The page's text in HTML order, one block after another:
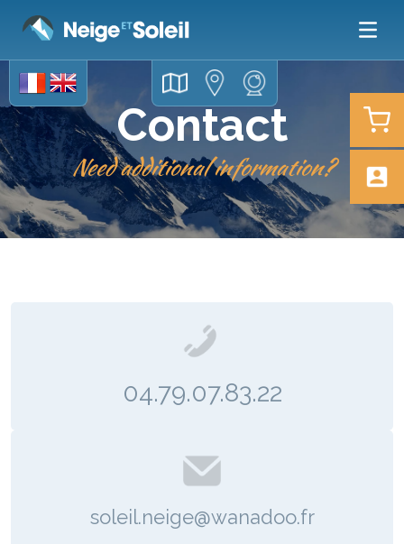
Contact
Need additional information?
​​​​​​​04.79.07.83.22
​​​​​​​soleil.neige@wanadoo.fr